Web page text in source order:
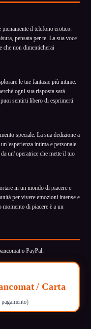
pienamente il telefono erotico.
pensata per te. La sua voce
che non dimenticherai
le tue fantasie più intime.
ogni sua risposta sarà
puoi sentirti libero di esprimerti
speciale. La sua dedizione a
intima e personale.
un’operatrice che mette il tuo
in un mondo di piacere e
per vivere emozioni intense e
di piacere è a un
o PayPal.
/ Carta